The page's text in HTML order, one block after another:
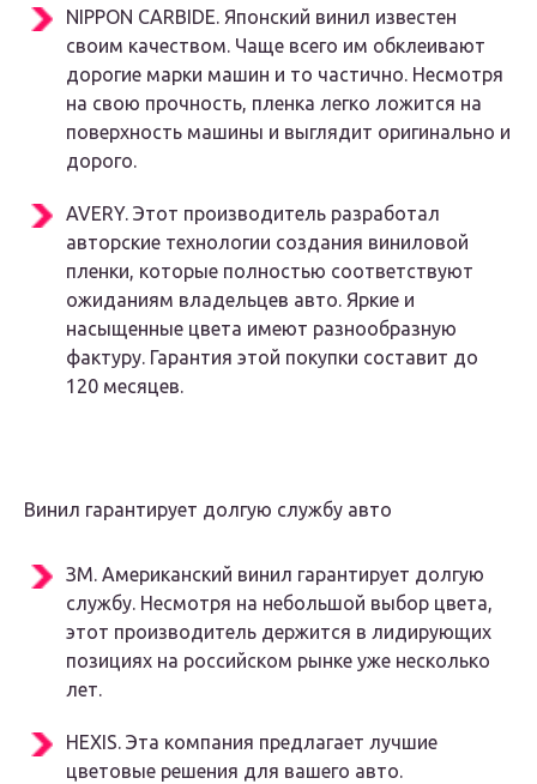
NIPPON CARBIDE. Японский винил известен
своим качеством. Чаще всего им обклеивают
дорогие марки машин и то частично. Несмотря
на свою прочность, пленка легко ложится на
поверхность машины и выглядит оригинально и
дорого.
AVERY. Этот производитель разработал
авторские технологии создания виниловой
пленки, которые полностью соответствуют
ожиданиям владельцев авто. Яркие и
насыщенные цвета имеют разнообразную
фактуру. Гарантия этой покупки составит до
120 месяцев.
Винил гарантирует долгую службу авто
ЗМ. Американский винил гарантирует долгую
службу. Несмотря на небольшой выбор цвета,
этот производитель держится в лидирующих
позициях на российском рынке уже несколько
лет.
HEXIS. Эта компания предлагает лучшие
цветовые решения для вашего авто.